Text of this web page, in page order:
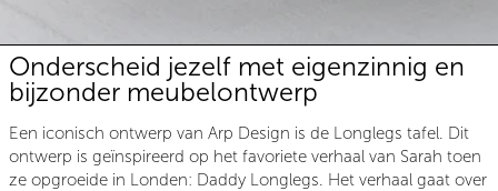
Onderscheid jezelf met eigenzinnig en
bijzonder meubelontwerp
Een iconisch ontwerp van Arp Design is de Longlegs tafel. Dit
ontwerp is geïnspireerd op het favoriete verhaal van Sarah toen
ze opgroeide in Londen: Daddy Longlegs. Het verhaal gaat over